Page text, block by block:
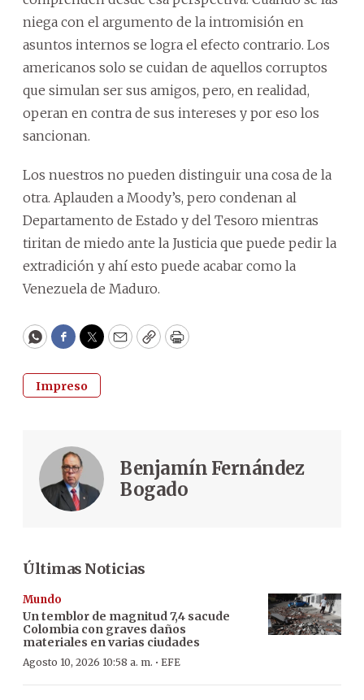
niega con el argumento de la intromisión en
asuntos internos se logra el efecto contrario. Los
americanos solo se cuidan de aquellos corruptos
que simulan ser sus amigos, pero, en realidad,
operan en contra de sus intereses y por eso los
sancionan.
Los nuestros no pueden distinguir una cosa de la
otra. Aplauden a Moody’s, pero condenan al
Departamento de Estado y del Tesoro mientras
tiritan de miedo ante la Justicia que puede pedir la
extradición y ahí esto puede acabar como la
Venezuela de Maduro.
WhatsApp
Facebook
Twitter
EmailCopyPrint
Impreso
Benjamín Fernández
Bogado
Últimas Noticias
Mundo
Un temblor de magnitud 7,4 sacude
Colombia con graves daños
materiales en varias ciudades
Agosto 10, 2026 10:58 a. m. · EFE